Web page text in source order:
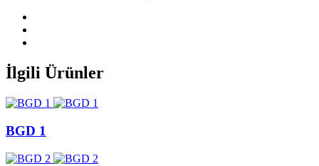
İlgili Ürünler
BGD 1